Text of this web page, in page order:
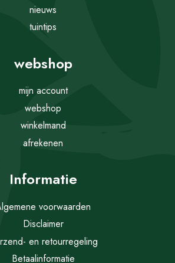
nieuws
tuintips
webshop
mijn account
webshop
winkelmand
afrekenen
Informatie
voorwaarden
Disclaimer
en retourregeling
Betaalinformatie